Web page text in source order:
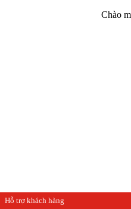
Chào mừng
Hỗ trợ khách hàng